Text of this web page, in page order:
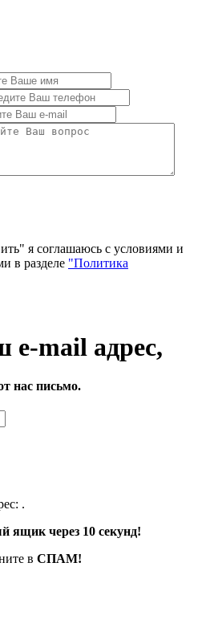
я соглашаюсь с условиями и
в разделе "Политика
e-mail адрес,
нас письмо.
.
ящик через 10 секунд!
в СПАМ!